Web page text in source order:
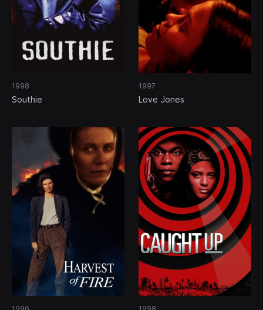
1998
Southie
1997
Love Jones